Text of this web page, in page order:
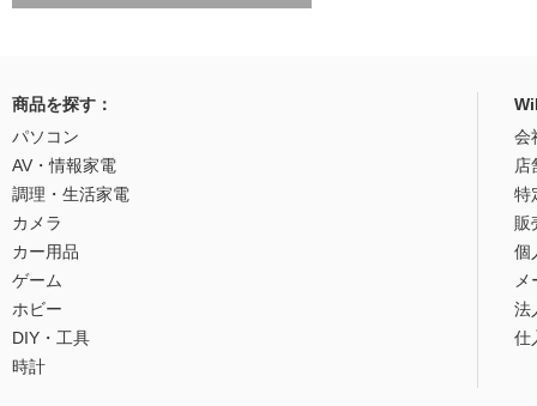
商品を探す：
パソコン
AV・情報家電
調理・生活家電
カメラ
カー用品
ゲーム
ホビー
DIY・工具
時計
会
店
特
販
個
メ
法
仕